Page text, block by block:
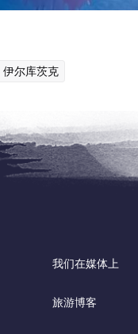
伊尔库茨克
我们在媒体上
旅游博客